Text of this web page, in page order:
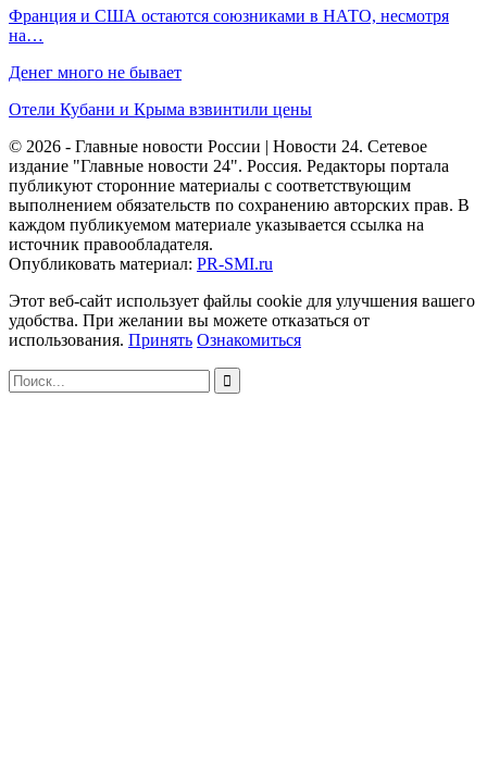
Франция и США остаются союзниками в НАТО, несмотря
на…
Денег много не бывает
Отели Кубани и Крыма взвинтили цены
© 2026 - Главные новости России | Новости 24. Сетевое
издание "Главные новости 24". Россия. Редакторы портала
публикуют сторонние материалы с соответствующим
выполнением обязательств по сохранению авторских прав. В
каждом публикуемом материале указывается ссылка на
источник правообладателя.
Опубликовать материал: PR-SMI.ru
Этот веб-сайт использует файлы cookie для улучшения вашего
удобства. При желании вы можете отказаться от
использования. Принять Ознакомиться